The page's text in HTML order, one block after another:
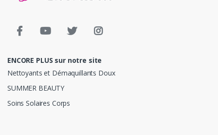
ENCORE PLUS sur notre site
Nettoyants et Démaquillants Doux
SUMMER BEAUTY
Soins Solaires Corps